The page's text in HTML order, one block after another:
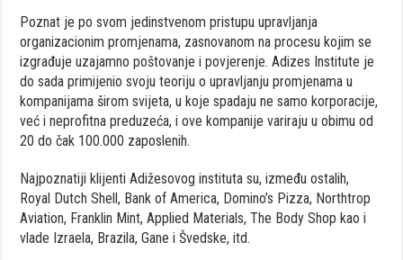
Poznat je po svom jedinstvenom pristupu upravljanja
organizacionim promjenama, zasnovanom na procesu kojim se
izgrađuje uzajamno poštovanje i povjerenje. Adizes Institute je
do sada primijenio svoju teoriju o upravljanju promjenama u
kompanijama širom svijeta, u koje spadaju ne samo korporacije,
već i neprofitna preduzeća, i ove kompanije variraju u obimu od
20 do čak 100.000 zaposlenih.
Najpoznatiji klijenti Adižesovog instituta su, između ostalih,
Royal Dutch Shell, Bank of America, Domino’s Pizza, Northtrop
Aviation, Franklin Mint, Applied Materials, The Body Shop kao i
vlade Izraela, Brazila, Gane i Švedske, itd.